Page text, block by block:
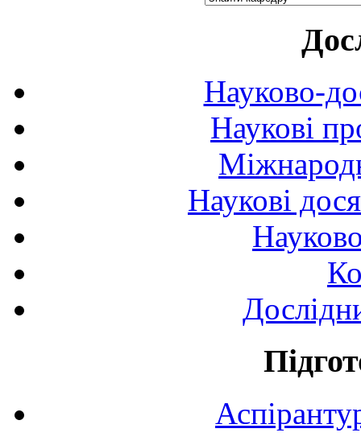
Науково-
Наукові
Наукові